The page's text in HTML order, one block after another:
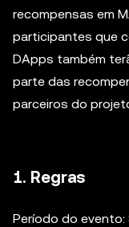
recompensas em
participantes que
DApps também
parte das
parceiros do
1. Regras
Período do